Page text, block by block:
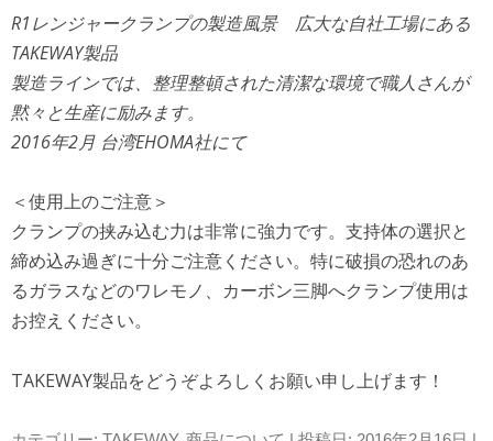
R1レンジャークランプの製造風景 広大な自社工場にある
TAKEWAY製品
製造ラインでは、整理整頓された清潔な環境で職人さんが
黙々と生産に励みます。
2016年2月 台湾EHOMA社にて
＜使用上のご注意＞
クランプの挟み込む力は非常に強力です。支持体の選択と
締め込み過ぎに十分ご注意ください。特に破損の恐れのあ
るガラスなどのワレモノ、カーボン三脚へクランプ使用は
お控えください。
TAKEWAY製品をどうぞよろしくお願い申し上げます！